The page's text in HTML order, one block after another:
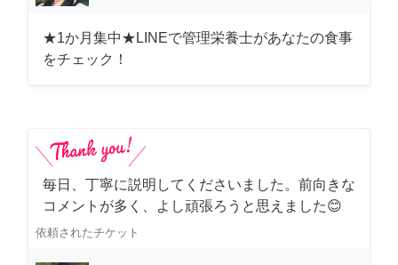
★1か月集中★LINEで管理栄養士があなたの食事
をチェック！
毎日、丁寧に説明してくださいました。前向きな
コメントが多く、よし頑張ろうと思えました😊
依頼されたチケット